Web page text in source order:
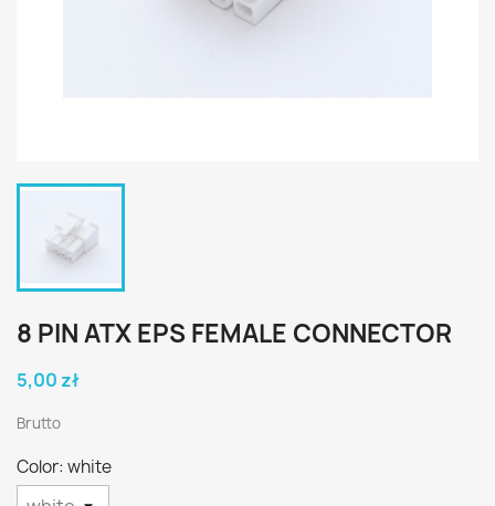
8 PIN ATX EPS FEMALE CONNECTOR
5,00 zł
Brutto
Color: white